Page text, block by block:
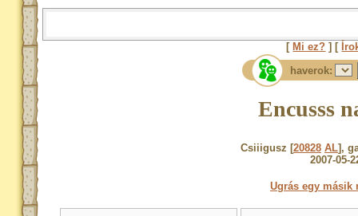
[ Mi ez? ] [
haverok:
Encusss
Csiiigusz [20828 AL],
2007-05-
Ugrás egy másik